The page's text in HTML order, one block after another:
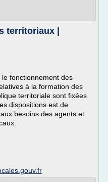
territoriaux |
fonctionnement des
à la formation des
territoriale sont fixées
dispositions est de
besoins des agents et